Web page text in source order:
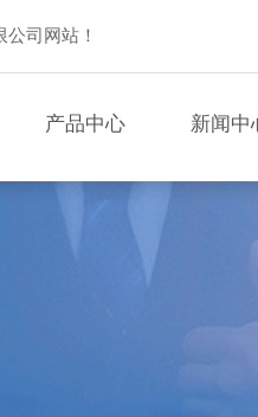
司网站！
产品中心 新闻中